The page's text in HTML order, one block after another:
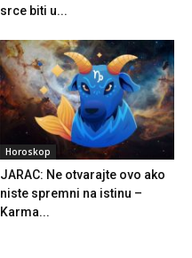
srce biti u...
Horoskop
JARAC: Ne otvarajte ovo ako
niste spremni na istinu –
Karma...